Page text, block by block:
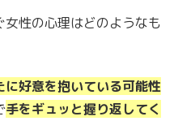
性の心理はどのようなも
に好意を抱いている可能性
手をギュッと握り返してく